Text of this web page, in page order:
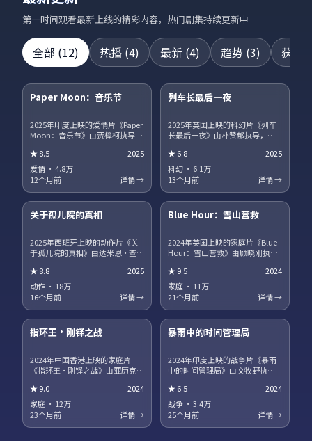
第一时间观看最新上线的精彩内容，热门剧集持续更新中
全部 (12) 热播 (4) 最新 (4) 趋势 (3) 获奖
热播
Paper Moon：音乐节
2025年印度上映的爱情片《Paper
Moon：音乐节》由贾樟柯执导，
领衔主演。职场与理想冲突被细
腻呈现，配角群像同样出彩。片
尾彩蛋值得留意，与世界观其他
作品存在联动。
★8.5
2025
爱情 · 4.8万
12个月前
详情 →
NEW
列车长最后一夜
2025年英国上映的科幻片《列车
长最后一夜》由朴赞郁执导，蒂
腾领衔主演。影片聚焦小人物在
时代洪流中的抉择，细节写实，
人物弧光完整。剧情信息含剧透
保护，建议先观看正片再浏览讨
★6.8
2025
科幻 · 6.1万
13个月前
详情 →
趋势
15集全
关于孤儿院的真相
2025年西班牙上映的动作片《关
于孤儿院的真相》由达米恩·查泽
宇、王一博领衔主演。爱情与信
仰在战争阴影下被反复考验，结
局留有回味空间。片尾彩蛋值得
留意，与世界观其他作品存在联
★8.8
2025
动作 · 18万
16个月前
详情 →
获奖
45集全
Blue Hour：雪山营救
2024年英国上映的家庭片《Blue
Hour：雪山营救》由顾晓刚执
衔主演。跨国追凶贯穿全片，动
作场面利落，文戏同样扎实。站
内提供多清晰度选择，观影体验
稳定流畅。
★9.5
2024
家庭 · 11万
21个月前
详情 →
热播
17集全
指环王·刚铎之战
2024年中国香港上映的家庭片
《指环王·刚铎之战》由亚历克斯
梅、役所广司领衔主演。科幻设
定服务于人物关系，探讨记忆、
身份与自由意志的边界。高清正
版资源同步更新，支持多终端流
★9.0
2024
家庭 · 12万
23个月前
详情 →
NEW
13集全
暴雨中的时间管理局
2024年印度上映的战争片《暴雨
中的时间管理局》由文牧野执
衔主演。法庭戏与街头戏对位，
正义主题在灰色地带被重新审
视。高清正版资源同步更新，支
持多终端流畅播放。
★6.5
2024
战争 · 3.4万
25个月前
详情 →